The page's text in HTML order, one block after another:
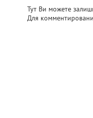
Тут Ви можете
Для